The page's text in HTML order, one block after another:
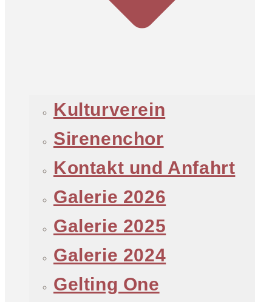
Kulturverein
Sirenenchor
Kontakt und Anfahrt
Galerie 2026
Galerie 2025
Galerie 2024
Gelting One